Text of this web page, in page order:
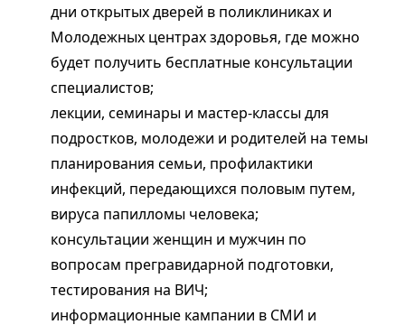
дни открытых дверей в поликлиниках и
Молодежных центрах здоровья, где можно
будет получить бесплатные консультации
специалистов;
лекции, семинары и мастер-классы для
подростков, молодежи и родителей на темы
планирования семьи, профилактики
инфекций, передающихся половым путем,
вируса папилломы человека;
консультации женщин и мужчин по
вопросам прегравидарной подготовки,
тестирования на ВИЧ;
информационные кампании в СМИ и